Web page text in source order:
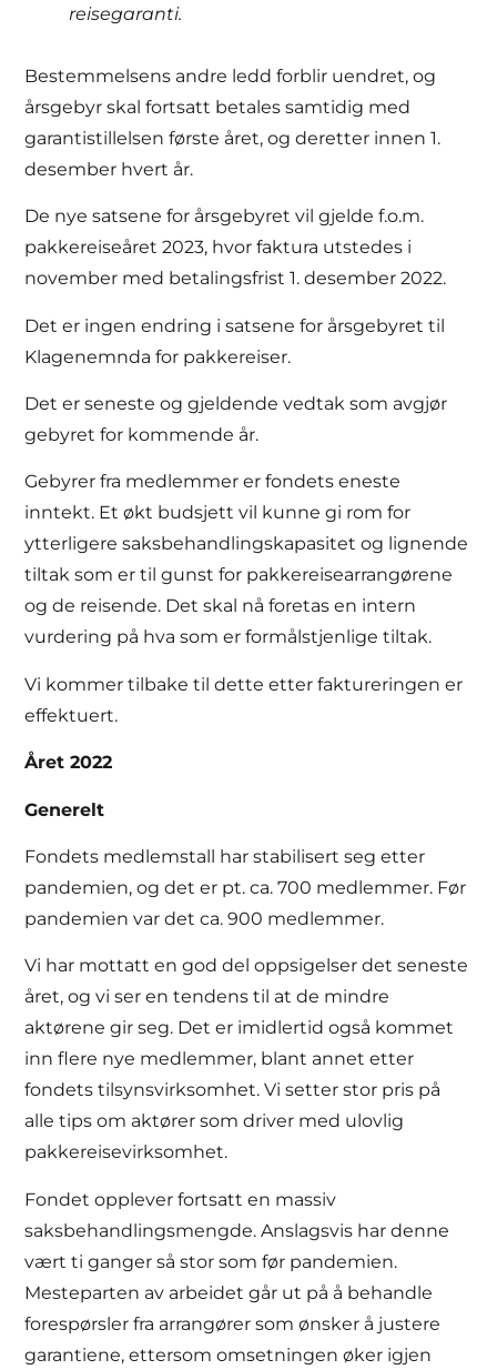
reisegaranti.
Bestemmelsens andre ledd forblir uendret, og
årsgebyr skal fortsatt betales samtidig med
garantistillelsen første året, og deretter innen 1.
desember hvert år.
De nye satsene for årsgebyret vil gjelde f.o.m.
pakkereiseåret 2023, hvor faktura utstedes i
november med betalingsfrist 1. desember 2022.
Det er ingen endring i satsene for årsgebyret til
Klagenemnda for pakkereiser.
Det er seneste og gjeldende vedtak som avgjør
gebyret for kommende år.
Gebyrer fra medlemmer er fondets eneste
inntekt. Et økt budsjett vil kunne gi rom for
ytterligere saksbehandlingskapasitet og lignende
tiltak som er til gunst for pakkereisearrangørene
og de reisende. Det skal nå foretas en intern
vurdering på hva som er formålstjenlige tiltak.
Vi kommer tilbake til dette etter faktureringen er
effektuert.
Året 2022
Generelt
Fondets medlemstall har stabilisert seg etter
pandemien, og det er pt. ca. 700 medlemmer. Før
pandemien var det ca. 900 medlemmer.
Vi har mottatt en god del oppsigelser det seneste
året, og vi ser en tendens til at de mindre
aktørene gir seg. Det er imidlertid også kommet
inn flere nye medlemmer, blant annet etter
fondets tilsynsvirksomhet. Vi setter stor pris på
alle tips om aktører som driver med ulovlig
pakkereisevirksomhet.
Fondet opplever fortsatt en massiv
saksbehandlingsmengde. Anslagsvis har denne
vært ti ganger så stor som før pandemien.
Mesteparten av arbeidet går ut på å behandle
forespørsler fra arrangører som ønsker å justere
garantiene, ettersom omsetningen øker igjen